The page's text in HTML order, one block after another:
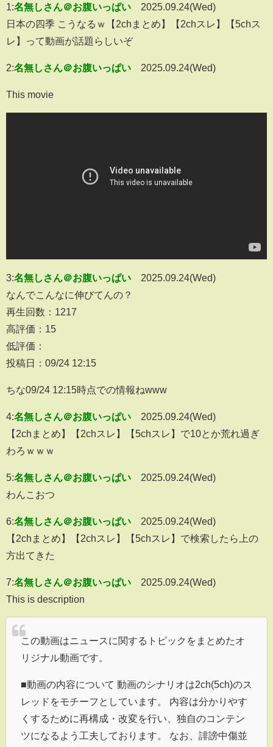
1:名無しさん＠お腹いっぱい
2025.09.24(Wed)
日本の四季 こうなるｗ【2chまとめ】【2chスレ】【5chス
レ】って動画が話題らしいぞ
2:名無しさん＠お腹いっぱい 2025.09.24(Wed)
This movie
3:名無しさん＠お腹いっぱい
2025.09.24(Wed)
なんでこんなに伸びてんの？
再生回数：1217
高評価：15
低評価：
投稿日：09/24 12:15
ちな09/24 12:15時点での情報ねwww
4:名無しさん＠お腹いっぱい
2025.09.24(Wed)
【2chまとめ】【2chスレ】【5chスレ】で10とか荒れ過ぎ
わろｗｗｗ
5:名無しさん＠お腹いっぱい
2025.09.24(Wed)
わんこおつ
6:名無しさん＠お腹いっぱい
2025.09.24(Wed)
【2chまとめ】【2chスレ】【5chスレ】で検索したら上の
方出てきた
7:名無しさん＠お腹いっぱい
2025.09.24(Wed)
This is description
この動画はニュースに関するトピックをまとめたオ
リジナル動画です。
■動画の内容について 動画のシナリオは2ch(5ch)のス
レッドをモチーフとしています。 内容は分かりやす
くするために再構成・改変を行い、独自のコンテン
ツになるよう工夫しております。 なお、誹謗中傷並